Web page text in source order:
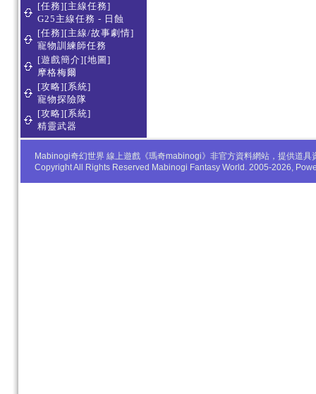
[任務][主線任務]
G25主線任務 - 日蝕
[任務][主線/故事劇情]
寵物訓練師任務
[遊戲簡介][地圖]
摩格梅爾
[攻略][系統]
寵物探險隊
[攻略][系統]
精靈武器
Mabinogi奇幻世界 線上遊戲《瑪奇mabinogi》非官方資料網站，提供道
Copyright All Rights Reserved Mabinogi Fantasy World. 2005-2026,